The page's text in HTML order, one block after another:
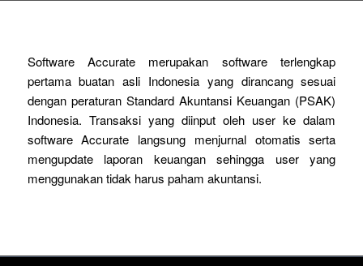
Software Accurate merupakan software terlengkap
pertama buatan asli Indonesia yang dirancang sesuai
dengan peraturan Standard Akuntansi Keuangan (PSAK)
Indonesia. Transaksi yang diinput oleh user ke dalam
software Accurate langsung menjurnal otomatis serta
mengupdate laporan keuangan sehingga user yang
menggunakan tidak harus paham akuntansi.